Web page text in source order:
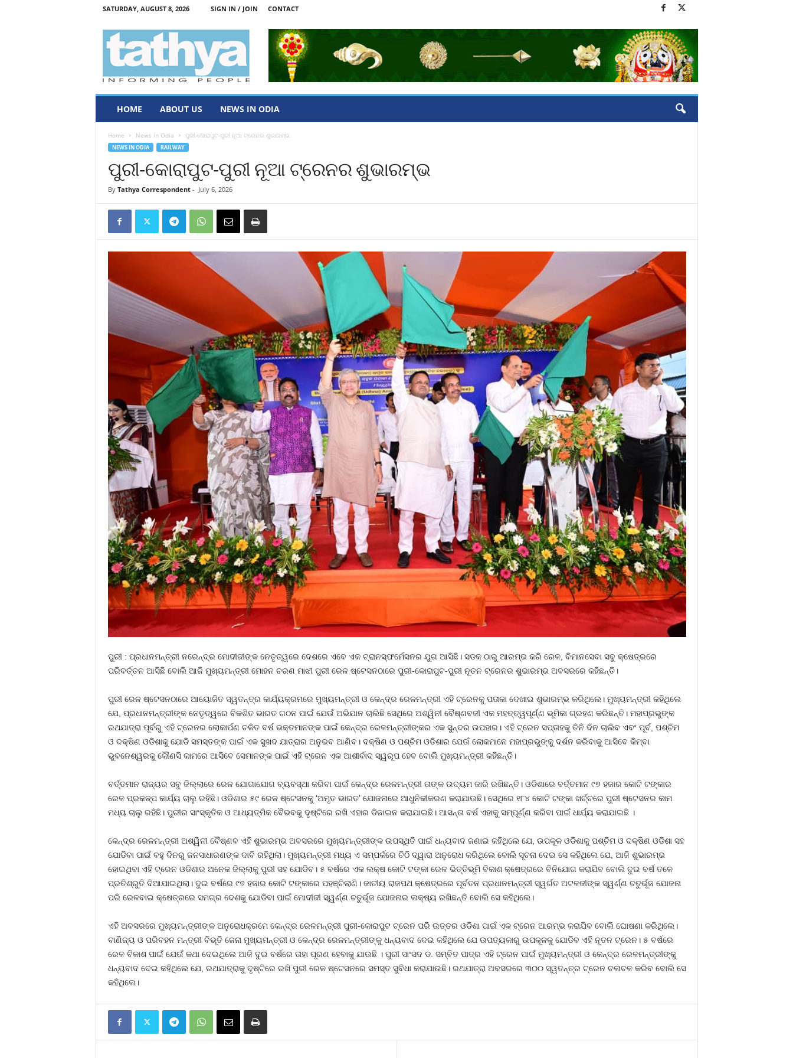
SATURDAY, AUGUST 8, 2026 SIGN IN / JOIN CONTACT
HOME ABOUT US NEWS IN ODIA
Home News in Odia ପୁରୀ-କୋରାପୁଟ-ପୁରୀ ନୂଆ ଟ୍ରେନର ଶୁଭାରମ୍ଭ
NEWS IN ODIA RAILWAY
ପୁରୀ-କୋରାପୁଟ-ପୁରୀ ନୂଆ ଟ୍ରେନର ଶୁଭାରମ୍ଭ
By Tathya Correspondent- July 6, 2026
ପୁରୀ : ପ୍ରଧାନମନ୍ତ୍ରୀ ନରେନ୍ଦ୍ର ମୋଦୀଜୀଙ୍କ ନେତୃତ୍ୱରେ ଦେଶରେ ଏବେ ଏକ ଟ୍ରାନସ୍‌ଫର୍ମେସନର ଯୁଗ ଆସିଛି। ସଡକ ଠାରୁ ଆରମ୍ଭ କରି ରେଳ, ବିମାନସେବା ସବୁ କ୍ଷେତ୍ରରେ
ପରିବର୍ତ୍ତନ ଆସିଛି ବୋଲି ଆଜି ମୁଖ୍ୟମନ୍ତ୍ରୀ ମୋହନ ଚରଣ ମାଝୀ ପୁରୀ ରେଳ ଷ୍ଟେସନଠାରେ ପୁରୀ-କୋରାପୁଟ-ପୁରୀ ନୂତନ ଟ୍ରେନର ଶୁଭାରମ୍ଭ ଅବସରରେ କହିଛନ୍ତି।
ପୁରୀ ରେଳ ଷ୍ଟେସନଠାରେ ଆୟୋଜିତ ସ୍ୱତନ୍ତ୍ର କାର୍ଯ୍ୟକ୍ରମରେ ମୁଖ୍ୟମନ୍ତ୍ରୀ ଓ କେନ୍ଦ୍ର ରେଳମନ୍ତ୍ରୀ ଏହି ଟ୍ରେନକୁ ପତାକା ଦେଖାଇ ଶୁଭାରମ୍ଭ କରିଥିଲେ। ମୁଖ୍ୟମନ୍ତ୍ରୀ କହିଥିଲେ
ଯେ, ପ୍ରଧାନମନ୍ତ୍ରୀଙ୍କ ନେତୃତ୍ୱରେ ବିକଶିତ ଭାରତ ଗଠନ ପାଇଁ ଯେଉଁ ଅଭିଯାନ ଚାଲିଛି ସେଥିରେ ଅଶ୍ୱିନୀ ବୈଷ୍ଣବଜୀ ଏକ ମହତ୍ତ୍ୱପୂର୍ଣ୍ଣ ଭୂମିକା ଗ୍ରହଣ କରିଛନ୍ତି। ମହାପ୍ରଭୁଙ୍କ
ରଥଯାତ୍ରା ପୂର୍ବରୁ ଏହି ଟ୍ରେନର ଲୋକାର୍ପଣ ଚଳିତ ବର୍ଷ ଭକ୍ତମାନଙ୍କ ପାଇଁ କେନ୍ଦ୍ର ରେଳମନ୍ତ୍ରୀଙ୍କର ଏକ ସୁନ୍ଦର ଉପହାର। ଏହି ଟ୍ରେନ ସପ୍ତାହକୁ ତିନି ଦିନ ଚାଲିବ ଏବଂ ପୂର୍ବ, ପଶ୍ଚିମ
ଓ ଦକ୍ଷିଣ ଓଡିଶାକୁ ଯୋଡି ସମସ୍ତଙ୍କ ପାଇଁ ଏକ ସୁଖଦ ଯାତ୍ରାର ଅନୁଭବ ଆଣିବ। ଦକ୍ଷିଣ ଓ ପଶ୍ଚିମ ଓଡିଶାର ଯେଉଁ ଲୋକମାନେ ମହାପ୍ରଭୁଙ୍କୁ ଦର୍ଶନ କରିବାକୁ ଆସିବେ କିମ୍ବା
ଭୁବନେଶ୍ୱରକୁ କୌଣସି କାମରେ ଆସିବେ ସେମାନଙ୍କ ପାଇଁ ଏହି ଟ୍ରେନ ଏକ ଆଶୀର୍ବାଦ ସ୍ୱରୂପ ହେବ ବୋଲି ମୁଖ୍ୟମନ୍ତ୍ରୀ କହିଛନ୍ତି।
ବର୍ତ୍ତମାନ ରାଜ୍ୟର ସବୁ ଜିଲ୍ଲାରେ ରେଳ ଯୋଗାଯୋଗ ବ୍ୟବସ୍ଥା କରିବା ପାଇଁ କେନ୍ଦ୍ର ରେଳମନ୍ତ୍ରୀ ତାଙ୍କ ଉଦ୍ୟମ ଜାରି ରଖିଛନ୍ତି। ଓଡିଶାରେ ବର୍ତ୍ତମାନ ୯୭ ହଜାର କୋଟି ଟଙ୍କାର
ରେଳ ପ୍ରକଳ୍ପ କାର୍ଯ୍ୟ ଚାଲୁ ରହିଛି। ଓଡିଶାର ୫୯ ରେଳ ଷ୍ଟେସନକୁ ‘ଅମୃତ ଭାରତ’ ଯୋଜନାରେ ଆଧୁନିକୀକରଣ କରାଯାଉଛି। ସେଥିରେ ୧୮୪ କୋଟି ଟଙ୍କା ଖର୍ଚ୍ଚରେ ପୁରୀ ଷ୍ଟେସନର କାମ
ମଧ୍ୟ ଚାଲୁ ରହିଛି। ପୁରୀର ସାଂସ୍କୃତିକ ଓ ଆଧ୍ୟତ୍ମିକ ବୈଭବକୁ ଦୃଷ୍ଟିରେ ରଖି ଏହାର ଡିଜାଇନ କରାଯାଇଛି। ଆସନ୍ତା ବର୍ଷ ଏହାକୁ ସମ୍ପୂର୍ଣ୍ଣ କରିବା ପାଇଁ ଧାର୍ଯ୍ୟ କରାଯାଇଛି ।
କେନ୍ଦ୍ର ରେଳମନ୍ତ୍ରୀ ଅଶ୍ୱିନୀ ବୈଷ୍ଣବ ଏହି ଶୁଭାରମ୍ଭ ଅବସରରେ ମୁଖ୍ୟମନ୍ତ୍ରୀଙ୍କ ଉପସ୍ଥିତି ପାଇଁ ଧନ୍ୟବାଦ ଜଣାଇ କହିଥିଲେ ଯେ, ଉପକୂଳ ଓଡିଶାକୁ ପଶ୍ଚିମ ଓ ଦକ୍ଷିଣ ଓଡିଶା ସହ
ଯୋଡିବା ପାଇଁ ବହୁ ଦିନରୁ ଜନସାଧାରଣଙ୍କ ଦାବି ରହିଥିଲା। ମୁଖ୍ୟମନ୍ତ୍ରୀ ମଧ୍ୟ ଏ ସମ୍ପର୍କରେ ଚିଠି ଦ୍ୱାରା ଅନୁରୋଧ କରିଥିଲେ ବୋଲି ସୂଚନା ଦେଇ ସେ କହିଥିଲେ ଯେ, ଆଜି ଶୁଭାରମ୍ଭ
ହୋଇଥିବା ଏହି ଟ୍ରେନ ଓଡିଶାର ଅନେକ ଜିଲ୍ଲାକୁ ପୁରୀ ସହ ଯୋଡିବ। ୫ ବର୍ଷରେ ଏକ ଲକ୍ଷ କୋଟି ଟଙ୍କା ରେଳ ଭିତ୍ତିଭୂମି ବିକାଶ କ୍ଷେତ୍ରରେ ବିନିଯୋଗ କରାଯିବ ବୋଲି ଦୁଇ ବର୍ଷ ତଳେ
ପ୍ରତିଶ୍ରୁତି ଦିଆଯାଇଥିଲା। ଦୁଇ ବର୍ଷରେ ୯୭ ହଜାର କୋଟି ଟଙ୍କାରେ ପହଞ୍ଚିଲାଣି। ଜାତୀୟ ରାଜପଥ କ୍ଷେତ୍ରରେ ପୂର୍ବତନ ପ୍ରଧାନମନ୍ତ୍ରୀ ସ୍ୱର୍ଗତ ଅଟଳଜୀଙ୍କ ସ୍ୱର୍ଣ୍ଣ ଚତୁର୍ଭୂଜ ଯୋଜନା
ପରି ରେଳବାଇ କ୍ଷେତ୍ରରେ ସମଗ୍ର ଦେଶକୁ ଯୋଡିବା ପାଇଁ ମୋଦୀଜୀ ସ୍ୱର୍ଣ୍ଣ ଚତୁର୍ଭୂଜ ଯୋଜନାର ଲକ୍ଷ୍ୟ ରଖିଛନ୍ତି ବୋଲି ସେ କହିଥିଲେ।
ଏହି ଅବସରରେ ମୁଖ୍ୟମନ୍ତ୍ରୀଙ୍କ ଅନୁରୋଧକ୍ରମେ କେନ୍ଦ୍ର ରେଳମନ୍ତ୍ରୀ ପୁରୀ-କୋରାପୁଟ ଟ୍ରେନ ପରି ଉତ୍ତର ଓଡିଶା ପାଇଁ ଏକ ଟ୍ରେନ ଆରମ୍ଭ କରାଯିବ ବୋଲି ଘୋଷଣା କରିଥିଲେ।
ବାଣିଜ୍ୟ ଓ ପରିବହନ ମନ୍ତ୍ରୀ ବିଭୂତି ଜେନା ମୁଖ୍ୟମନ୍ତ୍ରୀ ଓ କେନ୍ଦ୍ର ରେଳମନ୍ତ୍ରୀଙ୍କୁ ଧନ୍ୟବାଦ ଦେଇ କହିଥିଲେ ଯେ ଉପତ୍ୟକାରୁ ଉପକୂଳକୁ ଯୋଡିବ ଏହି ନୂତନ ଟ୍ରେନ। ୫ ବର୍ଷରେ
ରେଳ ବିକାଶ ପାଇଁ ଯେଉଁ କଥା ଦେଇଥିଲେ ଆଜି ଦୁଇ ବର୍ଷରେ ତାହା ପୂରଣ ହେବାକୁ ଯାଉଛି । ପୁରୀ ସାଂସଦ ଡ. ସମ୍ବିତ ପାତ୍ର ଏହି ଟ୍ରେନ ପାଇଁ ମୁଖ୍ୟମନ୍ତ୍ରୀ ଓ କେନ୍ଦ୍ର ରେଳମନ୍ତ୍ରୀଙ୍କୁ
ଧନ୍ୟବାଦ ଦେଇ କହିଥିଲେ ଯେ, ରଥଯାତ୍ରାକୁ ଦୃଷ୍ଟିରେ ରଖି ପୁରୀ ରେଳ ଷ୍ଟେସନରେ ସମସ୍ତ ସୁବିଧା କରାଯାଉଛି। ରଥଯାତ୍ରା ଅବସରରେ ୩୦୦ ସ୍ୱତନ୍ତ୍ର ଟ୍ରେନ ଚଳାଚଳ କରିବ ବୋଲି ସେ
କହିଥିଲେ।